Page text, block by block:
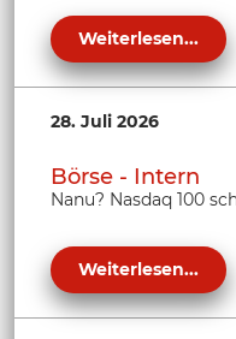
Weiterlesen...
28. Juli 2026
Börse - Intern
Nanu? Nasdaq 100
Weiterlesen...